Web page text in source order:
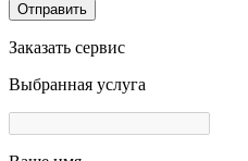
Отправить
Заказать сервис
Выбранная услуга